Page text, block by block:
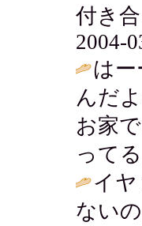
付き
2004-
は
んだ
お家
って
イ
ない